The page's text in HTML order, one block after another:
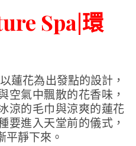
Spa|環
蓮花為出發點的設計，
空氣中飄散的花香味，
涼的毛巾與涼爽的蓮花
要進入天堂前的儀式，
平靜下來。